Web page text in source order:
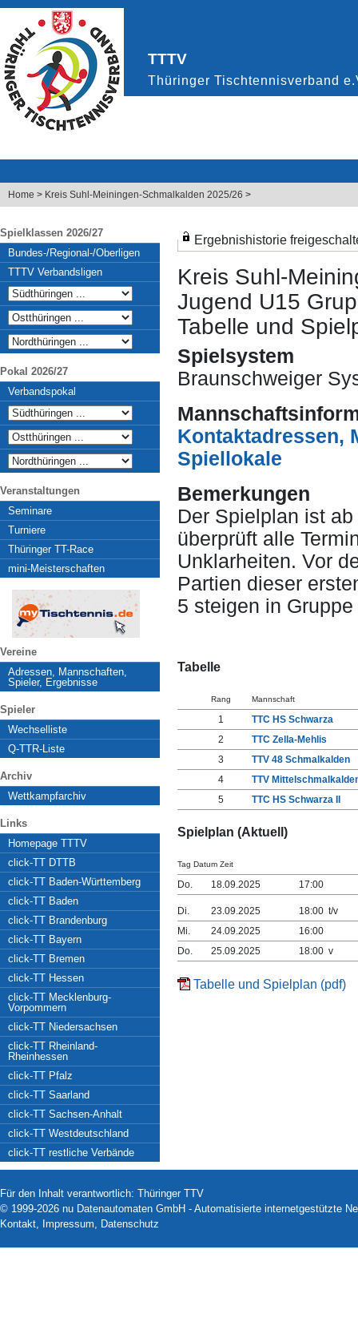
Home > Kreis Suhl-Meiningen-Schmalkalden 2025/26 >
Spielklassen 2026/27
Bundes-/Regional-/Oberligen
TTTV Verbandsligen
Pokal 2026/27
Verbandspokal
Veranstaltungen
Seminare
Turniere
Thüringer TT-Race
mini-Meisterschaften
Vereine
Adressen, Mannschaften,
Spieler, Ergebnisse
Spieler
Wechselliste
Q-TTR-Liste
Archiv
Wettkampfarchiv
Links
Homepage TTTV
click-TT DTTB
click-TT Baden-Württemberg
click-TT Baden
click-TT Brandenburg
click-TT Bayern
click-TT Bremen
click-TT Hessen
click-TT Mecklenburg-
Vorpommern
click-TT Niedersachsen
click-TT Rheinland-
Rheinhessen
click-TT Pfalz
click-TT Saarland
click-TT Sachsen-Anhalt
click-TT Westdeutschland
click-TT restliche Verbände
Ergebnishistorie
Kreis Suhl-
Jugend U15
Tabelle und
Spielsystem
Braunschweiger
Kontaktadressen,
Spiellokale
Bemerkungen
Der Spielplan ist
überprüft alle
Unklarheiten. Vor
Partien dieser
5 steigen in
Tabelle
Rang Mannschaft
1
TTC HS Schwarza
2
TTC Zella-Mehlis
3
TTV 48 Schmalkalden
4
TTV
5
TTC HS Schwarza II
Spielplan (Aktuell)
Tag Datum Zeit
Do. 18.09.2025 17:00
Di. 23.09.2025
18:00 t/v
Mi.
24.09.2025
16:00
Do.
25.09.2025 18:00 v
Tabelle und Spielplan (pdf)
Für den Inhalt verantwortlich: Thüringer TTV
© 1999-2026 nu Datenautomaten GmbH - Automatisierte internetgestützte
Kontakt, Impressum, Datenschutz